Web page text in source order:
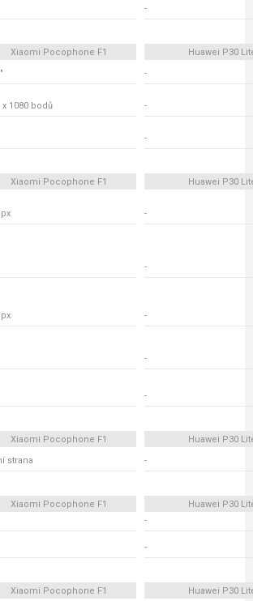
-
Xiaomi Pocophone F1
Huawei P30
-
x 1080 bodů -
-
Xiaomi Pocophone F1
Huawei P30
-
-
-
-
-
Xiaomi Pocophone F1
Huawei P30
strana -
Xiaomi Pocophone F1
Huawei P30
-
-
Xiaomi Pocophone F1
Huawei P30